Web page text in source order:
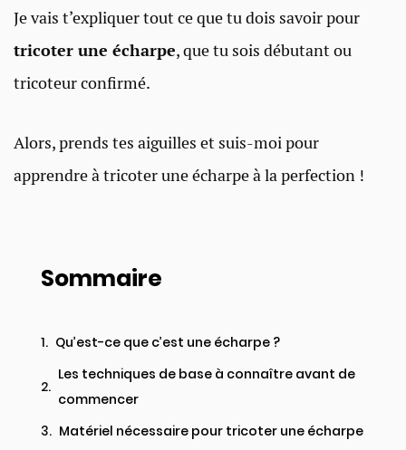
Je vais t’expliquer tout ce que tu dois savoir pour
tricoter une écharpe, que tu sois débutant ou
tricoteur confirmé.
Alors, prends tes aiguilles et suis-moi pour
apprendre à tricoter une écharpe à la perfection !
Sommaire
Qu’est-ce que c’est une écharpe ?
Les techniques de base à connaître avant de
commencer
Matériel nécessaire pour tricoter une écharpe